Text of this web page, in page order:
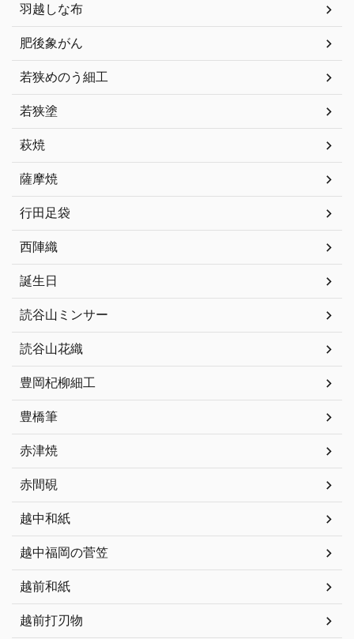
羽越しな布
肥後象がん
若狭めのう細工
若狭塗
萩焼
薩摩焼
行田足袋
西陣織
誕生日
読谷山ミンサー
読谷山花織
豊岡杞柳細工
豊橋筆
赤津焼
赤間硯
越中和紙
越中福岡の菅笠
越前和紙
越前打刃物